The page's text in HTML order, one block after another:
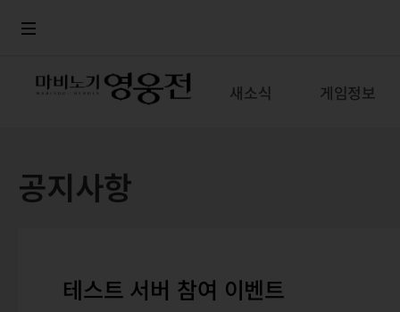
새소식 게임정보
공지사항
테스트 서버 참여 이벤트